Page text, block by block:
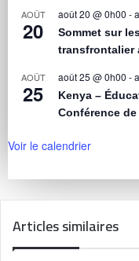
AOÛT
20
août 20 @ 0h00 -
Sommet sur
transfrontalier
AOÛT
25
août 25 @ 0h00 -
Kenya –
Conférence de
Voir le calendrier
Articles similaires